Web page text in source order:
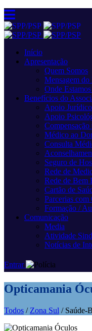
Início
Apresentação
Quem Somos
Mensagem do
Onde
Benefícios do
Apoio
Apoio
Médico ao
Consulta
Seguro de
Rede de
Rede de Bem
Cartão de
Parcerias com
Formação /
Comunicação
Media
Atividade
Notícias de
Entrar
Opticamania
Todos / Zona Sul / Saúde-